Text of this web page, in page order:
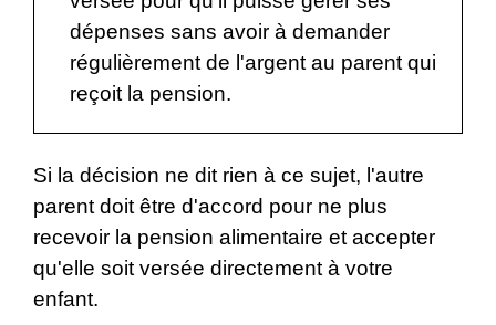
dépenses sans avoir à demander
régulièrement de l'argent au parent qui
reçoit la pension.
Si la décision ne dit rien à ce sujet, l'autre
parent doit être d'accord pour ne plus
recevoir la pension alimentaire et accepter
qu'elle soit versée directement à votre
enfant.